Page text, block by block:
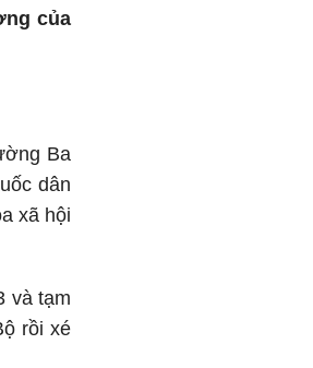
của
Ba
dân
xã hội
và tạm
rồi xé